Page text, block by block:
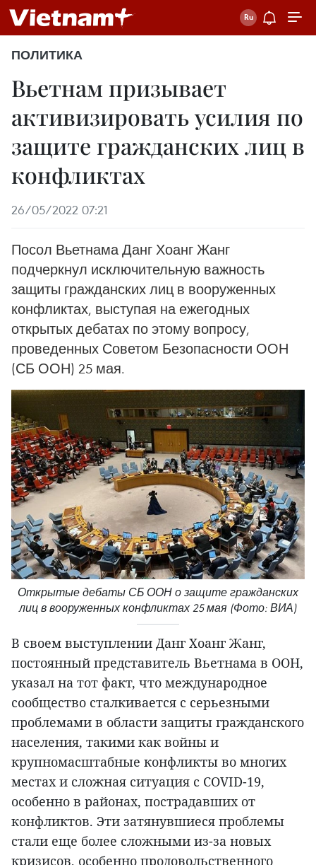
ПОЛИТИКА
Вьетнам призывает
активизировать усилия по
защите гражданских лиц в
конфликтах
26/05/2022 07:21
Посол Вьетнама Данг Хоанг Жанг
подчеркнул исключительную важность
защиты гражданских лиц в вооруженных
конфликтах, выступая на ежегодных
открытых дебатах по этому вопросу,
проведенных Советом Безопасности ООН
(СБ ООН) 25 мая.
Открытые дебаты СБ ООН о защите гражданских
лиц в вооруженных конфликтах 25 мая (Фото: ВИА)
В своем выступлении Данг Хоанг Жанг,
постоянный представитель Вьетнама в ООН,
указал на тот факт, что международное
сообщество сталкивается с серьезными
проблемами в области защиты гражданского
населения, такими как войны и
крупномасштабные конфликты во многих
местах и сложная ситуация с COVID-19,
особенно в районах, пострадавших от
конфликтов. Эти затянувшиеся проблемы
стали еще более сложными из-за новых
кризисов, особенно продовольственного